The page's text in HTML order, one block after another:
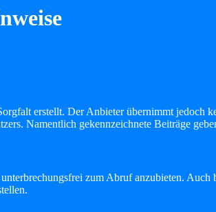
erstellt. Der Anbieter übernimmt
Namentlich gekennzeichnete Beiträge
zum Abruf anzubieten.